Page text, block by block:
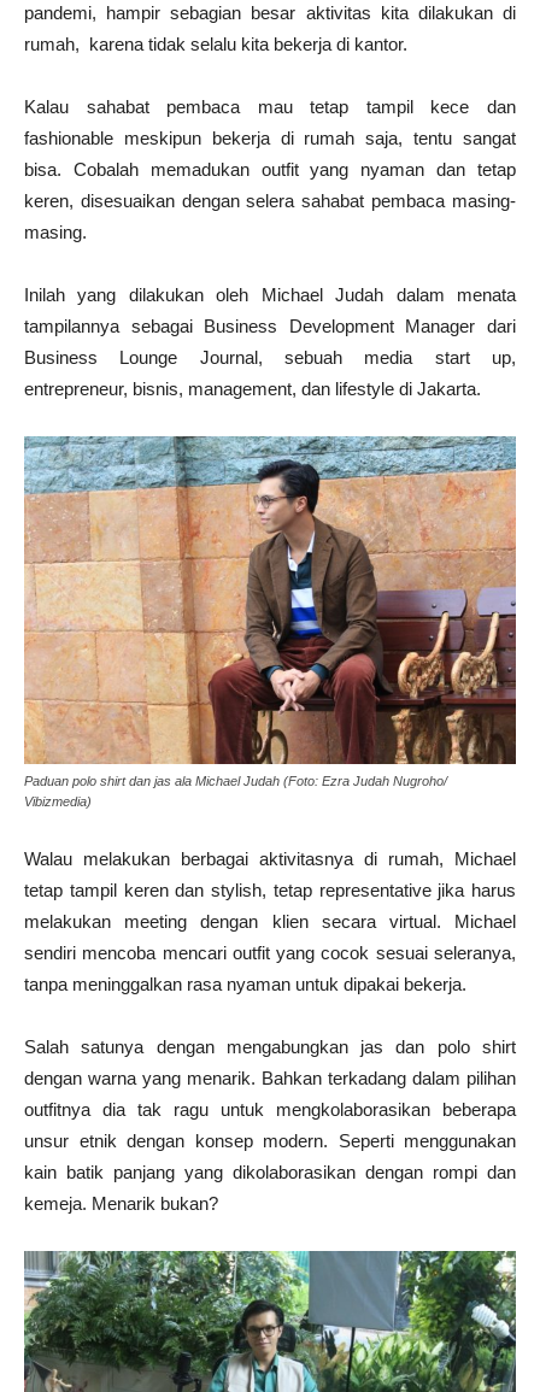
pandemi, hampir sebagian besar aktivitas kita dilakukan di
rumah, karena tidak selalu kita bekerja di kantor.
Kalau sahabat pembaca mau tetap tampil kece dan
fashionable meskipun bekerja di rumah saja, tentu sangat
bisa. Cobalah memadukan outfit yang nyaman dan tetap
keren, disesuaikan dengan selera sahabat pembaca masing-
masing.
Inilah yang dilakukan oleh Michael Judah dalam menata
tampilannya sebagai Business Development Manager dari
Business Lounge Journal, sebuah media start up,
entrepreneur, bisnis, management, dan lifestyle di Jakarta.
Paduan polo shirt dan jas ala Michael Judah (Foto: Ezra Judah Nugroho/
Vibizmedia)
Walau melakukan berbagai aktivitasnya di rumah, Michael
tetap tampil keren dan stylish, tetap representative jika harus
melakukan meeting dengan klien secara virtual. Michael
sendiri mencoba mencari outfit yang cocok sesuai seleranya,
tanpa meninggalkan rasa nyaman untuk dipakai bekerja.
Salah satunya dengan mengabungkan jas dan polo shirt
dengan warna yang menarik. Bahkan terkadang dalam pilihan
outfitnya dia tak ragu untuk mengkolaborasikan beberapa
unsur etnik dengan konsep modern. Seperti menggunakan
kain batik panjang yang dikolaborasikan dengan rompi dan
kemeja. Menarik bukan?